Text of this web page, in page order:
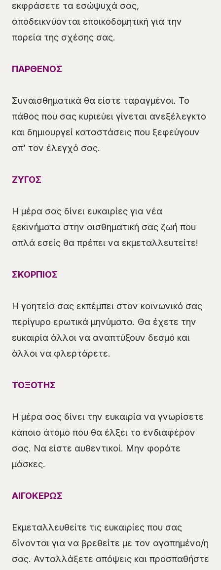
εκφράσετε τα εσώψυχά σας,
αποδεικνύονται εποικοδομητική για την
πορεία της σχέσης σας.
ΠΑΡΘΕΝΟΣ
Συναισθηματικά θα είστε ταραγμένοι. Το
πάθος που σας κυριεύει γίνεται ανεξέλεγκτο
και δημιουργεί καταστάσεις που ξεφεύγουν
απ’ τον έλεγχό σας.
ΖΥΓΟΣ
Η μέρα σας δίνει ευκαιρίες για νέα
ξεκινήματα στην αισθηματική σας ζωή που
απλά εσείς θα πρέπει να εκμεταλλευτείτε!
ΣΚΟΡΠΙΟΣ
Η γοητεία σας εκπέμπει στον κοινωνικό σας
περίγυρο ερωτικά μηνύματα. Θα έχετε την
ευκαιρία άλλοι να αναπτύξουν δεσμό και
άλλοι να φλερτάρετε.
ΤΟΞΟΤΗΣ
Η μέρα σας δίνει την ευκαιρία να γνωρίσετε
κάποιο άτομο που θα έλξει το ενδιαφέρον
σας. Να είστε αυθεντικοί. Μην φοράτε
μάσκες.
ΑΙΓΟΚΕΡΩΣ
Εκμεταλλευθείτε τις ευκαιρίες που σας
δίνονται για να βρεθείτε με τον αγαπημένο/η
σας. Ανταλλάξετε απόψεις και προσπαθήστε